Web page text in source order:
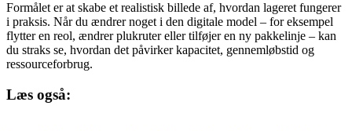
Formålet er at skabe et realistisk billede af, hvordan lageret fungerer
i praksis. Når du ændrer noget i den digitale model – for eksempel
flytter en reol, ændrer plukruter eller tilføjer en ny pakkelinje – kan
du straks se, hvordan det påvirker kapacitet, gennemløbstid og
ressourceforbrug.
Læs også: